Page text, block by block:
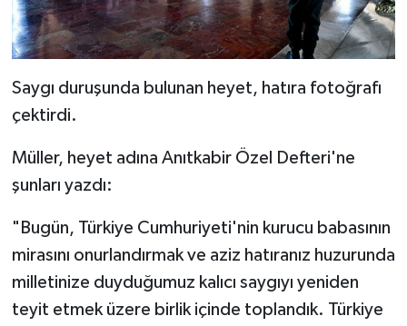
Saygı duruşunda bulunan heyet, hatıra fotoğrafı
çektirdi.
Müller, heyet adına Anıtkabir Özel Defteri'ne
şunları yazdı:
"Bugün, Türkiye Cumhuriyeti'nin kurucu babasının
mirasını onurlandırmak ve aziz hatıranız huzurunda
milletinize duyduğumuz kalıcı saygıyı yeniden
teyit etmek üzere birlik içinde toplandık. Türkiye